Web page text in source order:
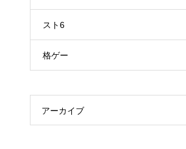
スト6
格ゲー
アーカイブ